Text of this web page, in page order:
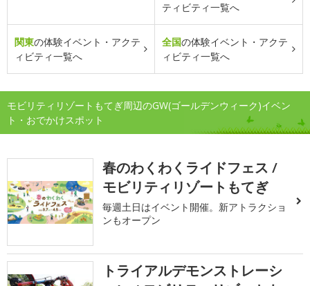
ティビティ一覧へ
関東の体験イベント・アクテ
ィビティ一覧へ
全国の体験イベント・アクテ
ィビティ一覧へ
モビリティリゾートもてぎ周辺のGW(ゴールデンウィーク)イベン
ト・おでかけスポット
春のわくわくライドフェス /
モビリティリゾートもてぎ
毎週土日はイベント開催。新アトラクショ
ンもオープン
トライアルデモンストレーシ